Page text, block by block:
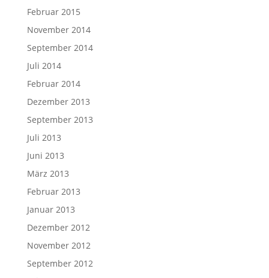
Februar 2015
November 2014
September 2014
Juli 2014
Februar 2014
Dezember 2013
September 2013
Juli 2013
Juni 2013
März 2013
Februar 2013
Januar 2013
Dezember 2012
November 2012
September 2012